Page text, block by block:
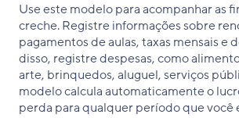
Use este modelo para acompanhar as
creche. Registre informações sobre
pagamentos de aulas, taxas mensais e
disso, registre despesas, como
arte, brinquedos, aluguel, serviços
modelo calcula automaticamente o
perda para qualquer período que você